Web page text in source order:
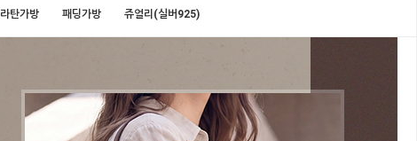
라탄가방 패딩가방 쥬얼리(실버925)